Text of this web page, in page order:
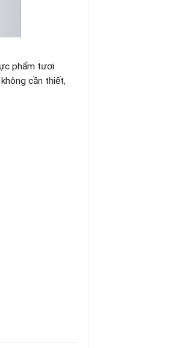
phẩm tươi
cần thiết,